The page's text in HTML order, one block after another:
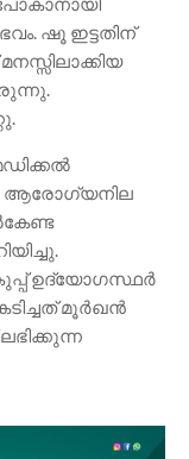
ഷൂ ഇട്ടതിന്
ആരോഗ്യനില
ഉദ്യോഗസ്ഥർ
മൂർഖൻ